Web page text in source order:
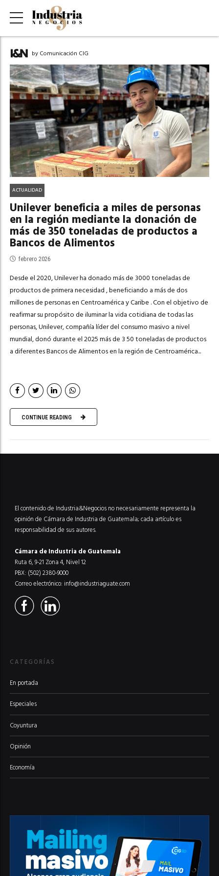
by Comunicación CIG
ACTUALIDAD
Unilever beneficia a miles de personas
en la región mediante la donación de
más de 350 toneladas de productos a
Bancos de Alimentos
febrero 2026
Desde el 2020, Unilever ha donado más de 3000 toneladas de
productos de primera necesidad , beneficiando a más de dos
millones de personas en Centroamérica y Caribe . Con el objetivo de
reafirmar su propósito de iluminar la vida cotidiana de todas las
personas, Unilever, compañía líder del consumo masivo a nivel
mundial, donó durante el 2025 más de 3 50 toneladas de productos
a diferentes Bancos de Alimentos en la región de Centroamérica...
CONTINUE READING
El contenido de Industria&Negocios no necesariamente representa la
opinión de Cámara de Industria de Guatemala; cada artículo es
responsabilidad de sus autores.
Cámara de Industria de Guatemala
Ruta 6, 9-21 Zona 4, Nivel 12
PBX: (502) 2380-9000
Correo electrónico: info@industriaguate.com
CATEGORÍAS
En portada
Especiales
Coyuntura
Opinión
Economía